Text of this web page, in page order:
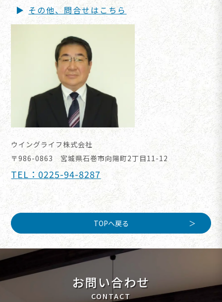
その他、問合せはこちら
ウイングライフ株式会社
〒986-0863 宮城県石巻市向陽町2丁目11-12
TEL：0225-94-8287
TOPへ戻る
お問い合わせ
CONTACT